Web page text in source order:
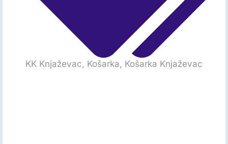
KK Knjaževac, Košarka, Košarka Knjaževac